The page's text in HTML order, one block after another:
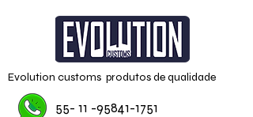
55- 11 -95841-1751
Evolution customs produtos de qualidade